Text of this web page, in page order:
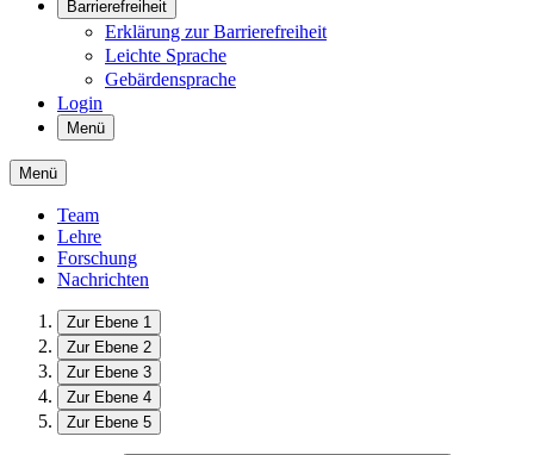
Barrierefreiheit
Erklärung zur Barrierefreiheit
Leichte Sprache
Gebärdensprache
Login
Menü
Menü
Team
Lehre
Forschung
Nachrichten
Zur Ebene 1
Zur Ebene 2
Zur Ebene 3
Zur Ebene 4
Zur Ebene 5